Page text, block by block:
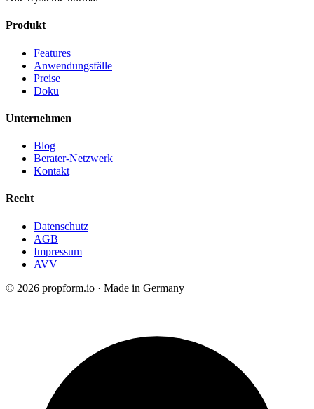
Produkt
Features
Anwendungsfälle
Preise
Doku
Unternehmen
Blog
Berater-Netzwerk
Kontakt
Recht
Datenschutz
AGB
Impressum
AVV
© 2026 propform.io · Made in Germany